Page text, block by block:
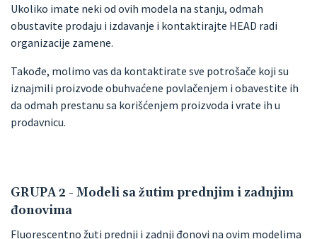
Ukoliko imate neki od ovih modela na stanju, odmah
obustavite prodaju i izdavanje i kontaktirajte HEAD radi
organizacije zamene.
Takođe, molimo vas da kontaktirate sve potrošače koji su
iznajmili proizvode obuhvaćene povlačenjem i obavestite ih
da odmah prestanu sa korišćenjem proizvoda i vrate ih u
prodavnicu.
GRUPA 2 - Modeli sa žutim prednjim i zadnjim
đonovima
Fluorescentno žuti prednji i zadnji đonovi na ovim modelima